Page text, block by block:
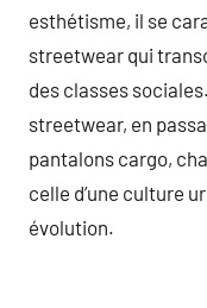
esthétisme, il se
streetwear qui
des classes
streetwear, en
pantalons cargo,
celle d’une culture
évolution.